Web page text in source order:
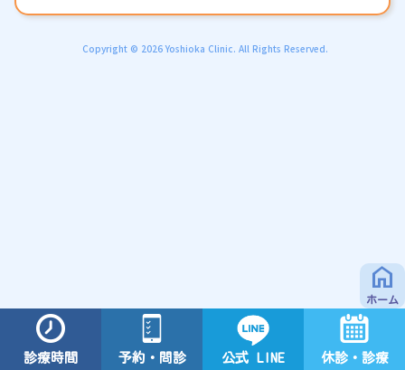
home
ホーム
診療時間 予約・問診 公式 LINE 休診・診療
Copyright © 2026 Yoshioka Clinic. All Rights Reserved.